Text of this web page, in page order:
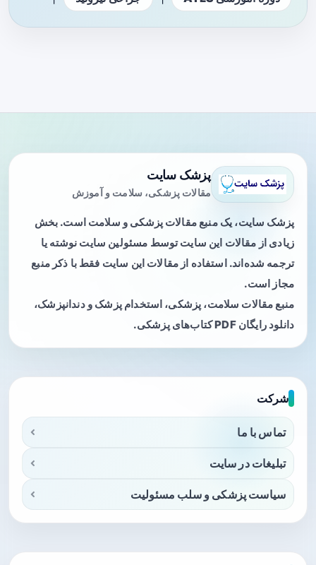
پزشک سایت
مقالات پزشکی، سلامت و آموزش
پزشک سایت، یک منبع مقالات پزشکی و سلامت است. بخش
زیادی از مقالات این سایت توسط مسئولین سایت نوشته یا
ترجمه شده‌اند. استفاده از مقالات این سایت فقط با ذکر منبع
مجاز است.
منبع مقالات سلامت، پزشکی، استخدام پزشک و دندانپزشک،
دانلود رایگان PDF کتاب‌های پزشکی.
شرکت
تماس با ما
تبلیغات در سایت
سیاست پزشکی و سلب مسئولیت